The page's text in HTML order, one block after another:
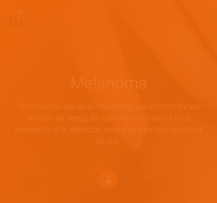
Melanoma
Te contamos qué es el melanoma, sus síntomas y sus
factores de riesgo, así como la importancia de la
prevención y la detección precoz de este tipo de cáncer
de piel.